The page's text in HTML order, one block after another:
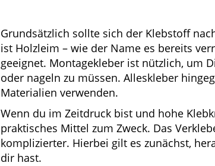
Grundsätzlich sollte sich der Klebstoff
ist Holzleim – wie der Name es bereits
geeignet. Montagekleber ist nützlich, um
oder nageln zu müssen. Alleskleber
Materialien verwenden.
Wenn du im Zeitdruck bist und hohe
praktisches Mittel zum Zweck. Das
komplizierter. Hierbei gilt es zunächst,
dir hast.